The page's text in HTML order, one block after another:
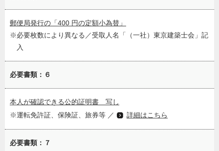
郵便局発行の「400 円の定額小為替」
必要枚数により異なる／受取人名「（一社）東京建築士会」記
入
必要書類：６
本人が確認できる公的証明書 写し
運転免許証、保険証、旅券等 ／
詳細はこちら
必要書類：７